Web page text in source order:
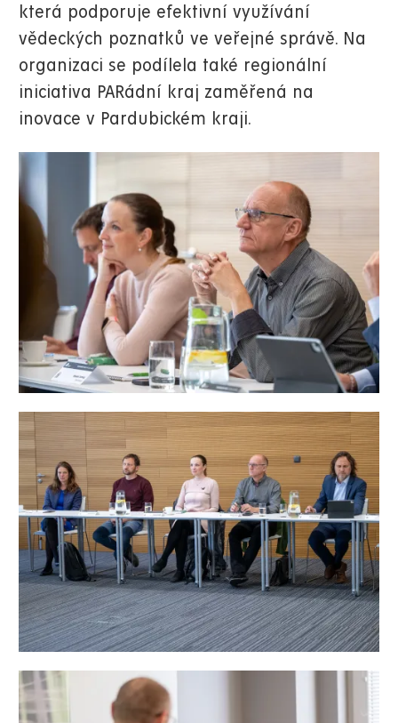
která podporuje efektivní využívání
vědeckých poznatků ve veřejné správě. Na
organizaci se podílela také regionální
iniciativa PARádní kraj zaměřená na
inovace v Pardubickém kraji.